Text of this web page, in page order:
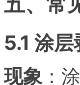
5.1 涂
现象：